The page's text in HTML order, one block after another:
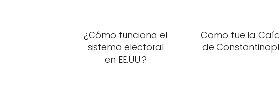
¿Cómo funciona el
sistema electoral
en EE.UU.?
Como fue la
de